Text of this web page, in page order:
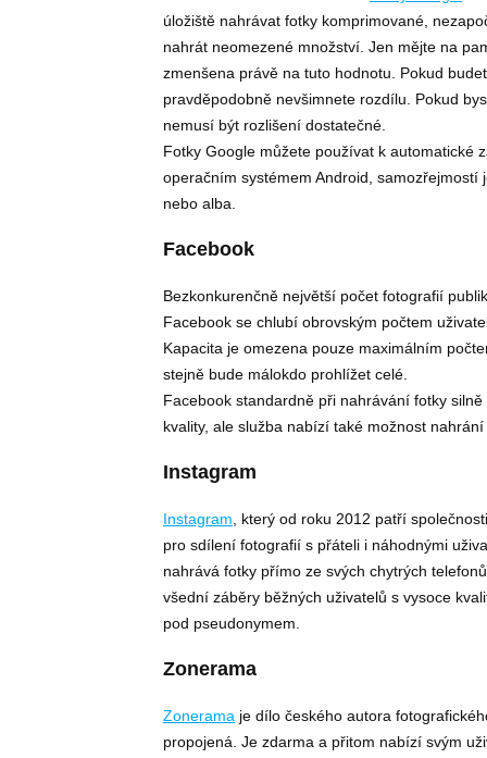
úložiště nahrávat fotky komprimované,
nahrát neomezené množství. Jen mějte na
zmenšena právě na tuto hodnotu. Pokud
pravděpodobně nevšimnete rozdílu. Pokud
nemusí být rozlišení dostatečné.
Fotky Google můžete používat k automatické
operačním systémem Android,
nebo alba.
Facebook
Bezkonkurenčně největší počet fotografií
Facebook se chlubí obrovským počtem
Kapacita je omezena pouze maximálním
stejně bude málokdo prohlížet celé.
Facebook standardně při nahrávání fotky
kvality, ale služba nabízí také možnost
Instagram
Instagram , který od roku 2012 patří
pro sdílení fotografií s přáteli i náhodnými
nahrává fotky přímo ze svých chytrých
všední záběry běžných uživatelů s vysoce
pod pseudonymem.
Zonerama
Zonerama je dílo českého autora
propojená. Je zdarma a přitom nabízí svým